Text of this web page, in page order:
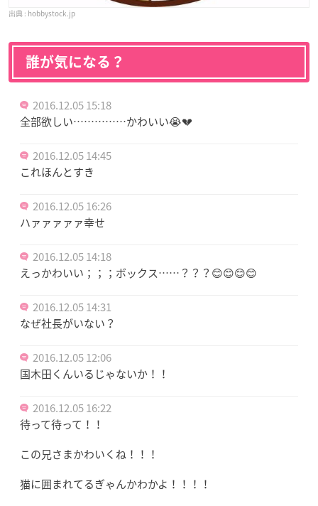
hobbystock.jp
誰が気になる？
2016.12.05 15:18
全部欲しい……………かわいい😭💔
2016.12.05 14:45
これほんとすき
2016.12.05 16:26
ハァァァァァ幸せ
2016.12.05 14:18
えっかわいい；；；ボックス……？？？😊😊😊😊
2016.12.05 14:31
なぜ社長がいない？
2016.12.05 12:06
国木田くんいるじゃないか！！
2016.12.05 16:22
待って待って！！
この兄さまかわいくね！！！
猫に囲まれてるぎゃんかわかよ！！！！